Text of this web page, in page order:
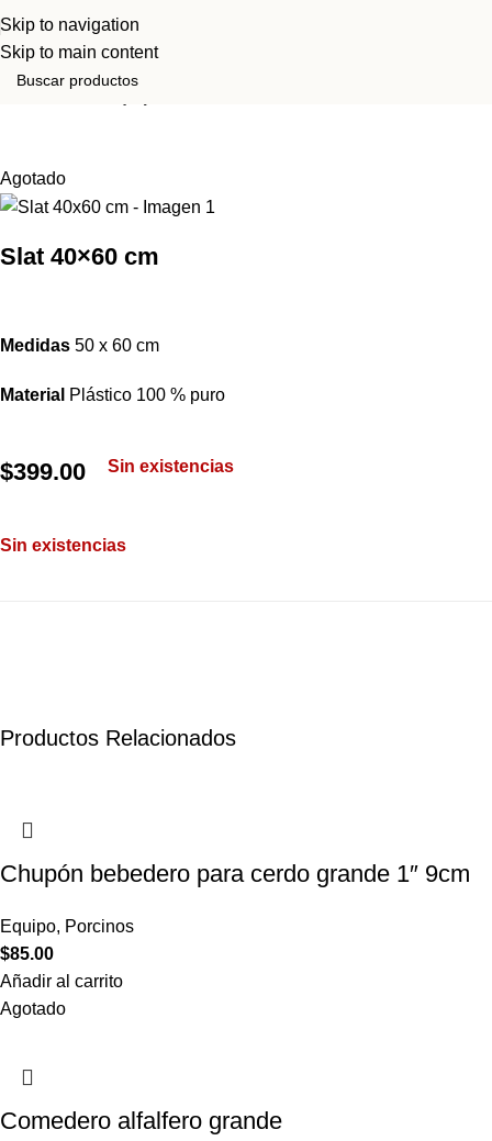
Skip to navigation
Skip to main content
Agotado
Slat 40×60 cm
Medidas 50 x 60 cm
Material Plástico 100 % puro
$399.00 Sin existencias
Sin existencias
Productos Relacionados
Chupón bebedero para cerdo grande 1″ 9cm
Equipo, Porcinos
$85.00
Añadir al carrito
Agotado
Comedero alfalfero grande